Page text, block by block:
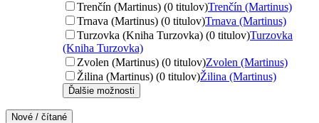
Trenčín (Martinus) (0 titulov)Trenčín (Martinus)
Trnava (Martinus) (0 titulov)Trnava (Martinus)
Turzovka (Kniha Turzovka) (0 titulov)Turzovka
(Kniha Turzovka)
Zvolen (Martinus) (0 titulov)Zvolen (Martinus)
Žilina (Martinus) (0 titulov)Žilina (Martinus)
Ďalšie možnosti
Nové / čítané